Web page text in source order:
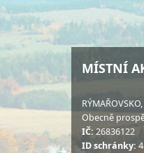
MÍSTNÍ
Obecně
IČ:26836122
ID schránky: